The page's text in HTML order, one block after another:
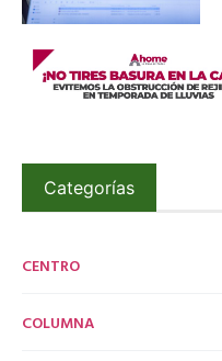
Categorías
CENTRO
COLUMNA